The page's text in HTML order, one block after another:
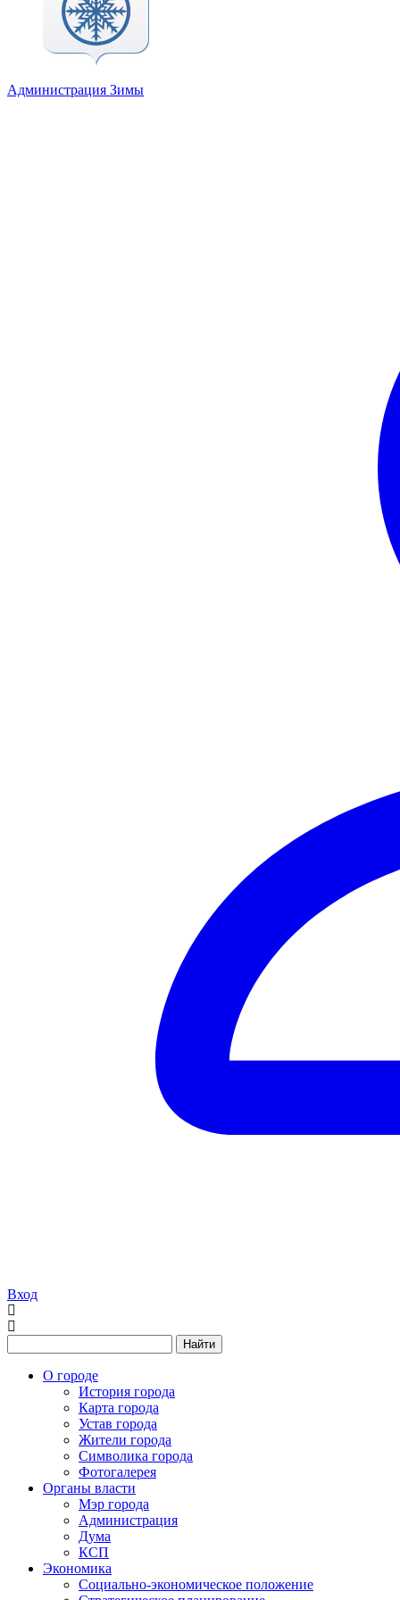
Администрация Зимы
Вход
Найти
О городе
История города
Карта города
Устав города
Жители города
Символика города
Фотогалерея
Органы власти
Мэр города
Администрация
Дума
КСП
Экономика
Социально-экономическое положение